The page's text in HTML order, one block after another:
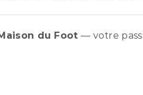
du Foot — votre